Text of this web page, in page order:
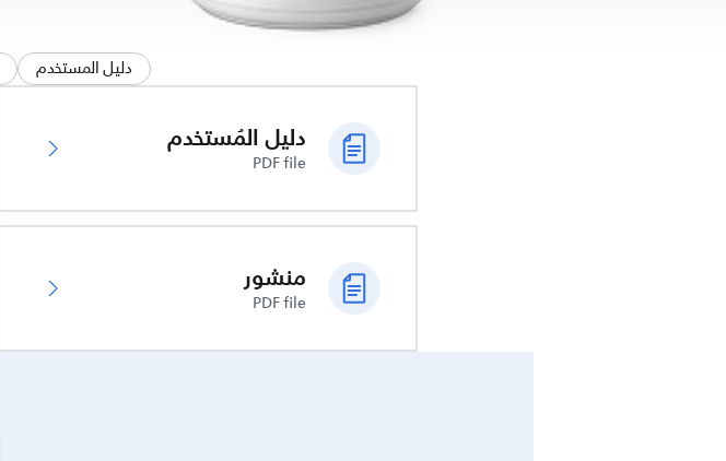
دليل المستخدم
دليل المُستخدم
PDF file
منشور
PDF file